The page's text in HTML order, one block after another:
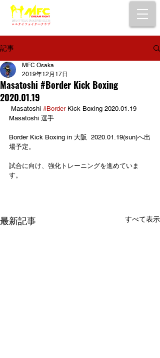
記事
Masatoshi #Border Kick Boxing
2020.01.19
MFC Osaka
2019年12月17日
Masatoshi #Border Kick Boxing 2020.01.19
Masatoshi 選手
Border Kick Boxing in 大阪  2020.01.19(sun)へ出
場予定。
試合に向け、強化トレーニングを進めていま
す。
最新記事 すべて表示